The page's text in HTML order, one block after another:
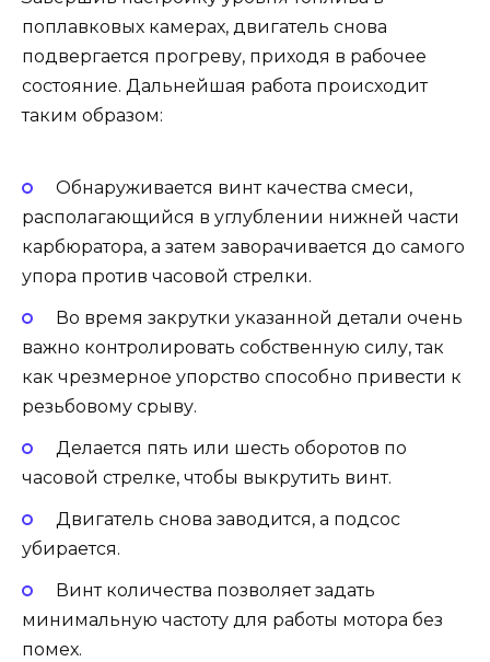
поплавковых камерах, двигатель снова
подвергается прогреву, приходя в рабочее
состояние. Дальнейшая работа происходит
таким образом:
Обнаруживается винт качества смеси,
располагающийся в углублении нижней части
карбюратора, а затем заворачивается до самого
упора против часовой стрелки.
Во время закрутки указанной детали очень
важно контролировать собственную силу, так
как чрезмерное упорство способно привести к
резьбовому срыву.
Делается пять или шесть оборотов по
часовой стрелке, чтобы выкрутить винт.
Двигатель снова заводится, а подсос
убирается.
Винт количества позволяет задать
минимальную частоту для работы мотора без
помех.